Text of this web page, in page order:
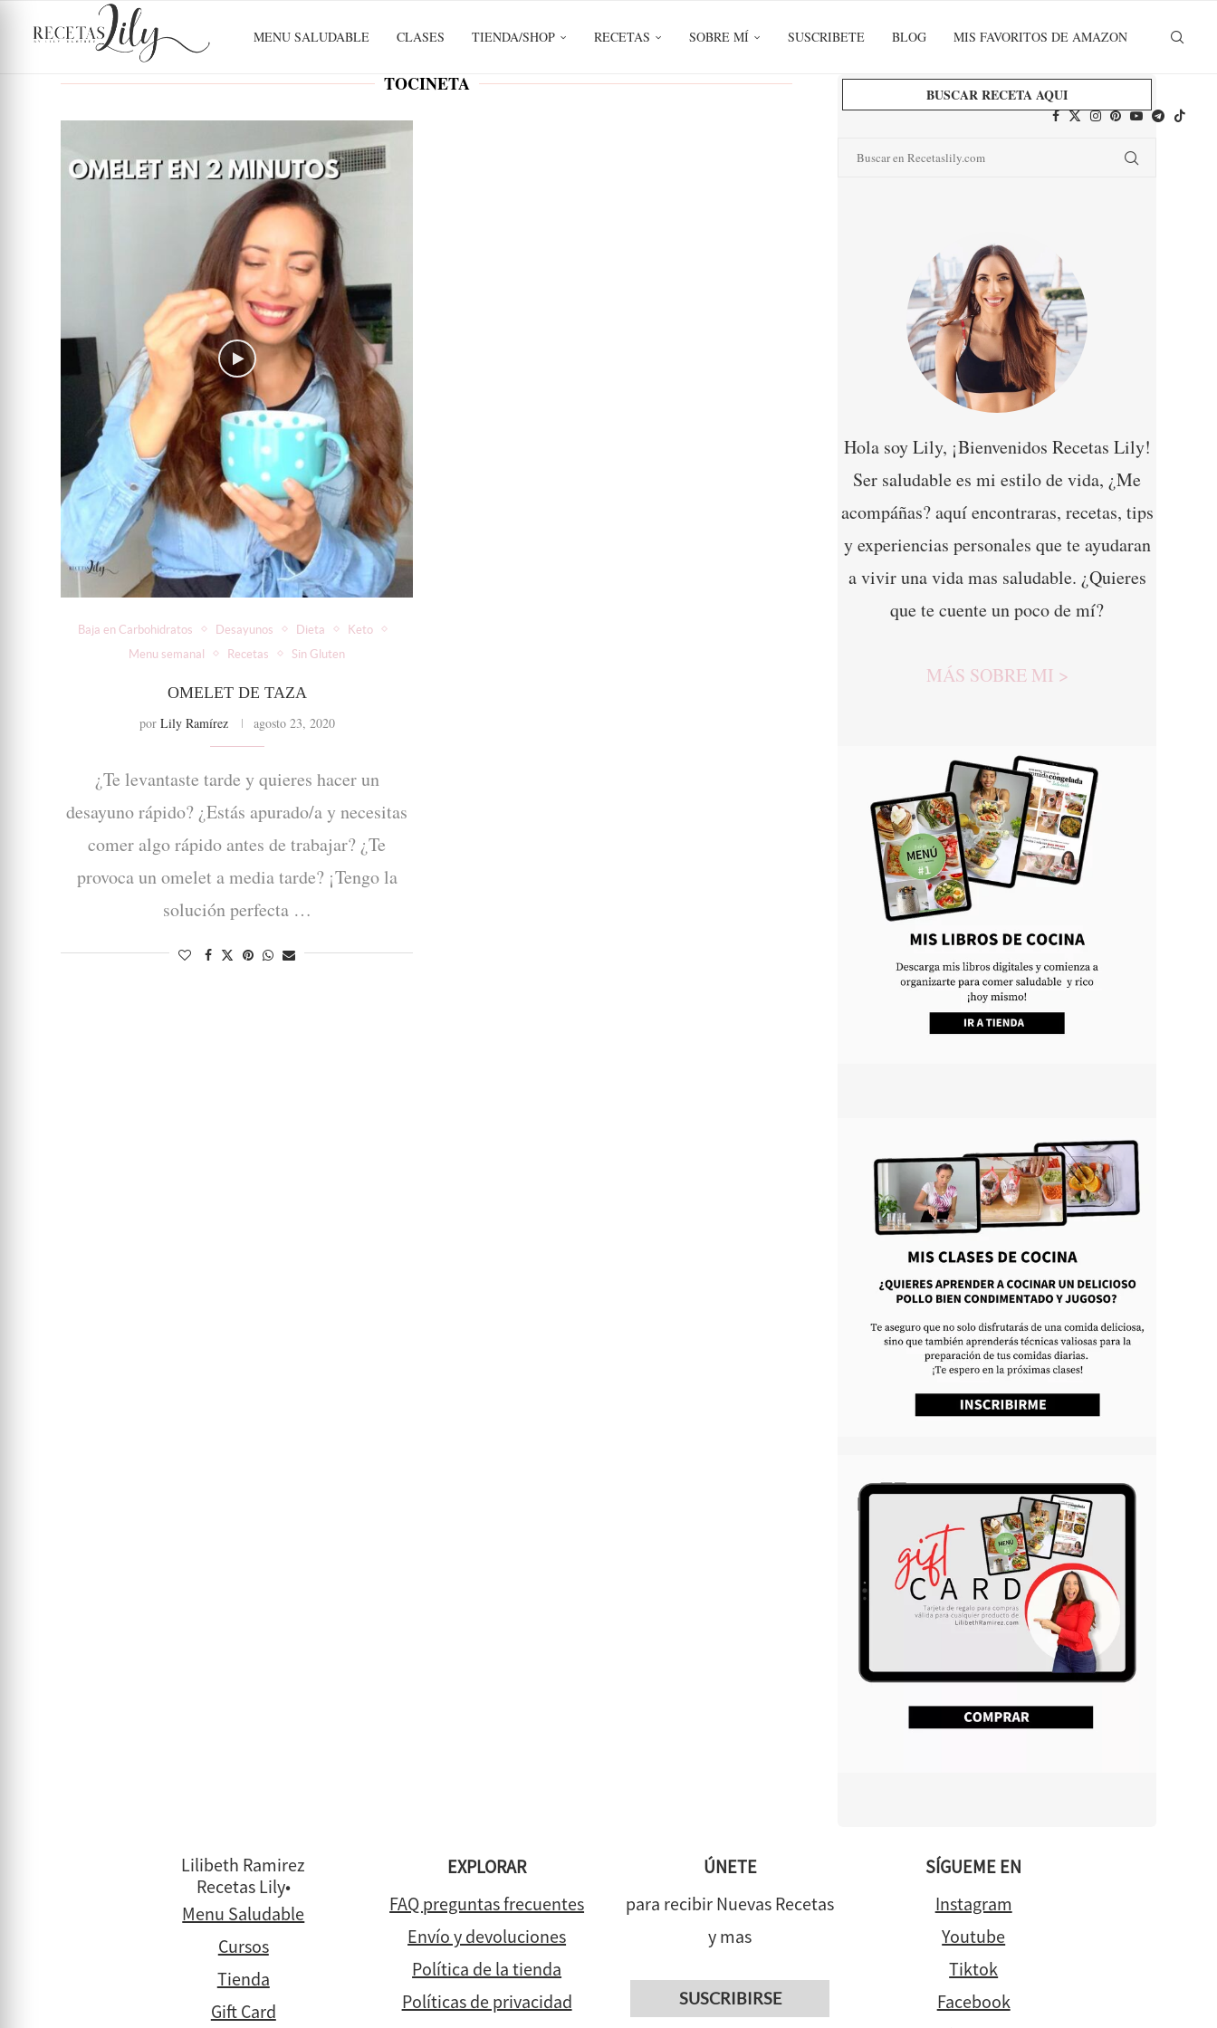
MENU SALUDABLE CLASES TIENDA/SHOP RECETAS SOBRE MÍ SUSCRIBETE BLOG MIS FAVORITOS DE AMAZON
TOCINETA
Baja en Carbohidratos Desayunos Dieta
Keto
Menu semanal
Recetas Sin Gluten
OMELET DE TAZA
por Lily Ramírez agosto 23, 2020
¿Te levantaste tarde y quieres hacer un
desayuno rápido? ¿Estás apurado/a y necesitas
comer algo rápido antes de trabajar? ¿Te
provoca un omelet a media tarde? ¡Tengo la
solución perfecta …
BUSCAR RECETA AQUI
Hola soy Lily, ¡Bienvenidos Recetas Lily!
Ser saludable es mi estilo de vida, ¿Me
acompáñas? aquí encontraras, recetas, tips
y experiencias personales que te ayudaran
a vivir una vida mas saludable. ¿Quieres
que te cuente un poco de mí?
MÁS SOBRE MI >
Lilibeth Ramirez
Recetas Lily•
Menu Saludable
Cursos
Tienda
Gift Card
EXPLORAR
FAQ preguntas frecuentes
Envío y devoluciones
Política de la tienda
Políticas de privacidad
ÚNETE
para recibir Nuevas Recetas
y mas
SUSCRIBIRSE
SÍGUEME EN
Instagram
Youtube
Tiktok
Facebook